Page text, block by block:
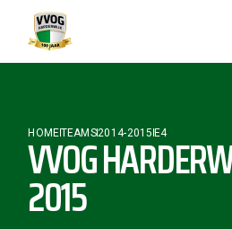
HOMETEAMS2014-2015 E4
VVOG
2015